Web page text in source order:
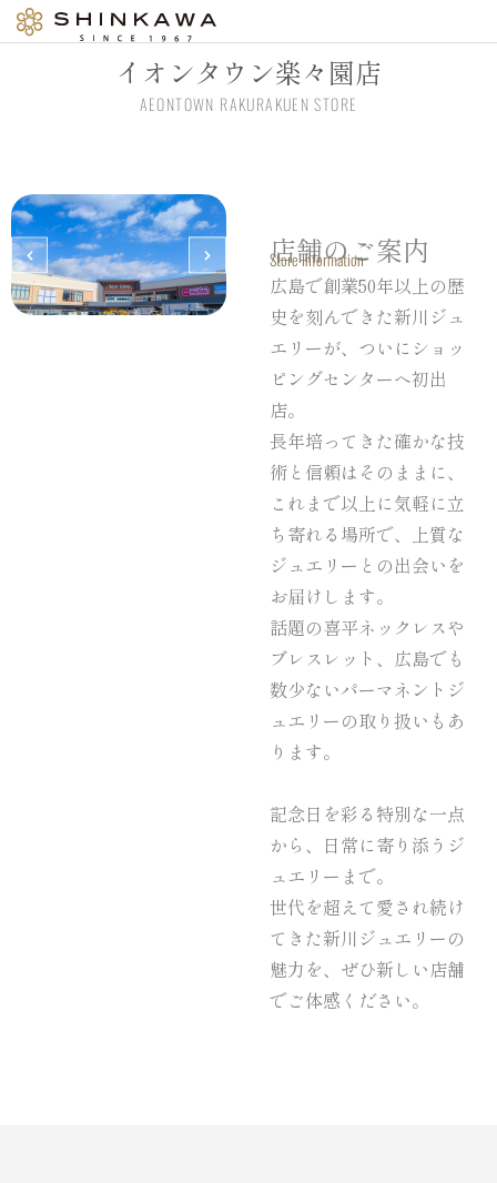
容
イオンタウン楽々園店
AEONTOWN RAKURAKUEN STORE
店舗のご案内
Store Information
広島で創業50年以上の歴
史を刻んできた新川ジュ
エリーが、ついにショッ
ピングセンターへ初出
店。
長年培ってきた確かな技
術と信頼はそのままに、
これまで以上に気軽に立
ち寄れる場所で、上質な
ジュエリーとの出会いを
お届けします。
話題の喜平ネックレスや
ブレスレット、広島でも
数少ないパーマネントジ
ュエリーの取り扱いもあ
ります。
記念日を彩る特別な一点
から、日常に寄り添うジ
ュエリーまで。
世代を超えて愛され続け
てきた新川ジュエリーの
魅力を、ぜひ新しい店舗
でご体感ください。